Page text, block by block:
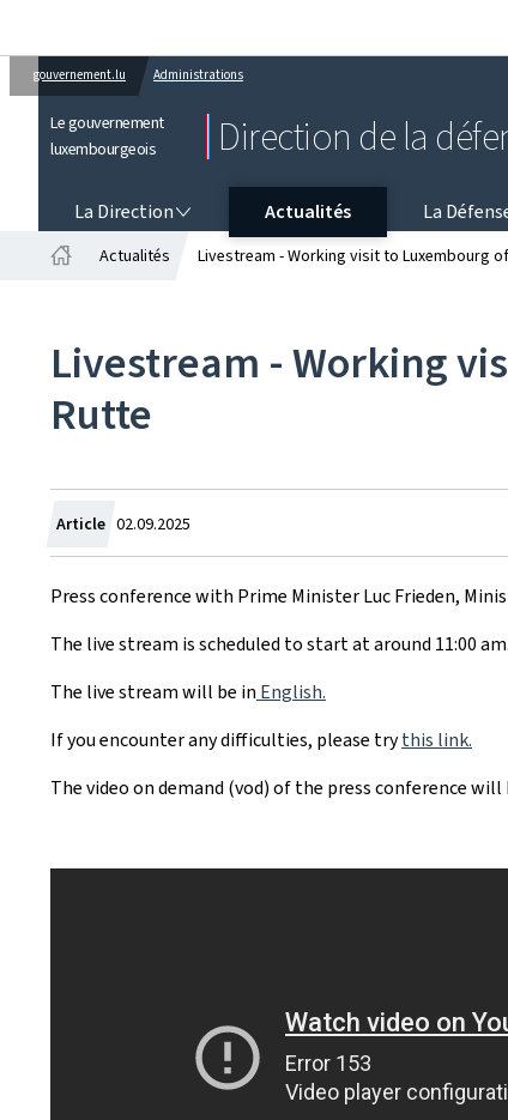
gouvernement.lu Administrations
Le gouvernement
luxembourgeois
Direction de la
La Direction Actualités La
LA DÉFENSE
Actualités Livestream - Working visit to Luxembourg
Livestream - Working
Rutte
Article Crée
le
02.09.2025
Press conference with Prime Minister Luc Frieden,
The live stream is scheduled to start at around 11:00 am.
The live stream will be in English.
If you encounter any difficulties, please trythis link.
The video on demand (vod) of the press conference